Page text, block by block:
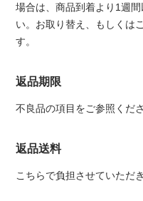
場合は、商品到着より1週
い。お取り替え、もしくは
す。
返品期限
不良品の項目をご参照くださ
返品送料
こちらで負担させていただ